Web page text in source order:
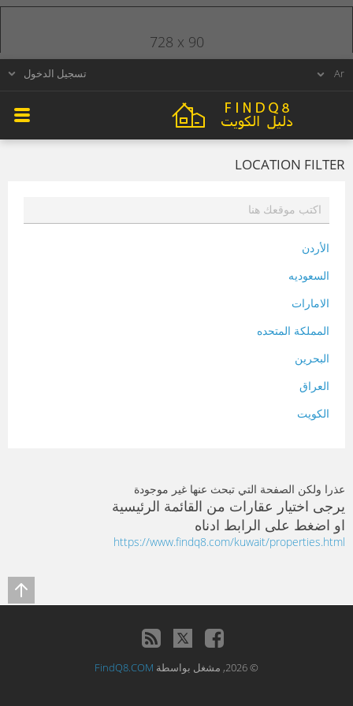
تسجيل الدخول
LOCATION FILTER
الأردن
السعوديه
الامارات
المملكة المتحده
البحرين
العراق
الكويت
سلطنة عمان
فلسطين
قطر
تونس
عذرا ولكن الصفحة التي تبحث عنها غير موجودة
يرجى اختيار عقارات من القائمة الرئيسية
او اضغط على الرابط ادناه
https://www.findq8.com/kuwait/properties.html
728 x 90
© 2026, مشغل بواسطة FindQ8.COM